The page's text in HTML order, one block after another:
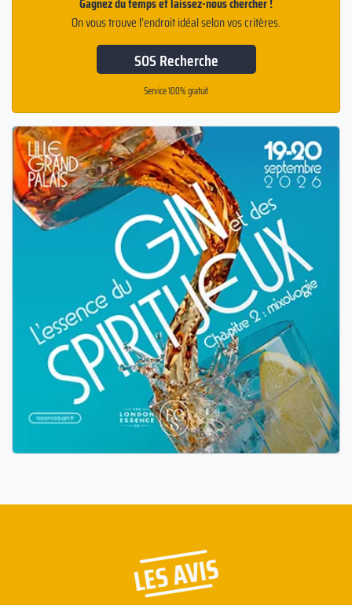
On vous trouve l’endroit idéal selon vos critères.
SOS Recherche
Service 100% gratuit
LES AVIS